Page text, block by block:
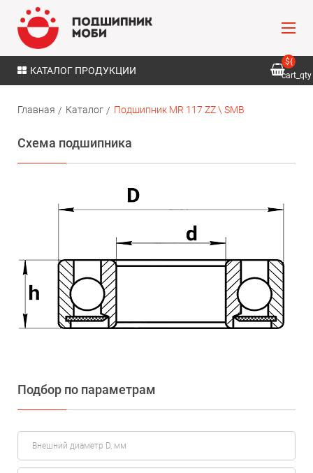
КАТАЛОГ ПРОДУКЦИИ
${
cart_qty
Главная Каталог Подшипник MR 117 ZZ \ SMB
Схема подшипника
Подбор по параметрам